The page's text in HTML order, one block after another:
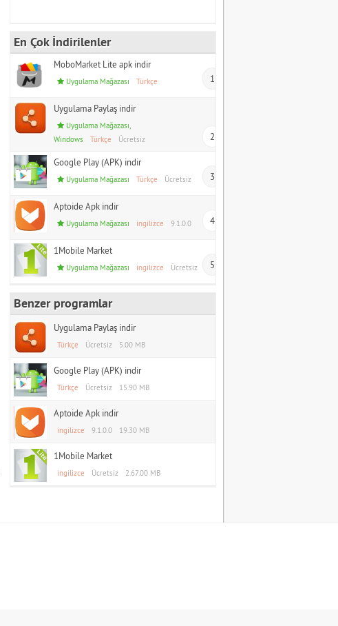
En Çok İndirilenler
MoboMarket Lite apk indir
Uygulama Mağazası Türkçe 1
Uygulama Paylaş indir
Uygulama Mağazası,
Windows
Türkçe Ücretsiz 2
Google Play (APK) indir
Uygulama Mağazası Türkçe Ücretsiz 3
Aptoide Apk indir
Uygulama Mağazası ingilizce 9.1.0.0 4
1Mobile Market
Uygulama Mağazası ingilizce Ücretsiz 5
Benzer programlar
Uygulama Paylaş indir
Türkçe Ücretsiz 5.00 MB
Google Play (APK) indir
Türkçe Ücretsiz 15.90 MB
Aptoide Apk indir
ingilizce 9.1.0.0 19.30 MB
1Mobile Market
ingilizce Ücretsiz 2.67.00 MB